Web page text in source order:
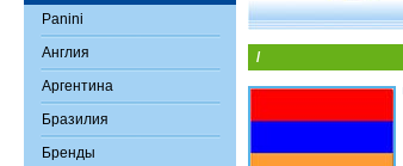
Panini
Англия
Аргентина
Бразилия
Бренды
/